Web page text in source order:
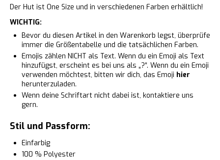
Der Hut ist One Size und in verschiedenen Farben erhältlich!
WICHTIG:
Bevor du diesen Artikel in den Warenkorb legst, überprüfe
immer die Größentabelle und die tatsächlichen Farben.
Emojis zählen NICHT als Text. Wenn du ein Emoji als Text
hinzufügst, erscheint es bei uns als „?“. Wenn du ein Emoji
verwenden möchtest, bitten wir dich, das Emoji hier
herunterzuladen.
Wenn deine Schriftart nicht dabei ist, kontaktiere uns
gern.
Stil und Passform:
Einfarbig
100 % Polyester